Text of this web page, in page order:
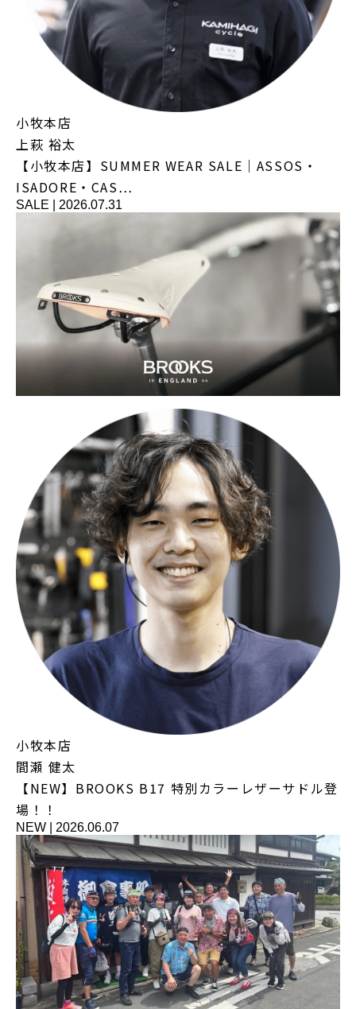
小牧本店
上萩 裕太
【小牧本店】SUMMER WEAR SALE｜ASSOS・
ISADORE・CAS…
SALE 2026.07.31
小牧本店
間瀬 健太
【NEW】BROOKS B17 特別カラーレザーサドル登
場！！
NEW 2026.06.07